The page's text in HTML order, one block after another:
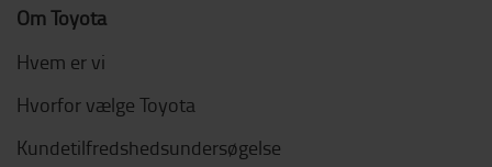
Om Toyota
Hvem er vi
Hvorfor vælge Toyota
Kundetilfredshedsundersøgelse